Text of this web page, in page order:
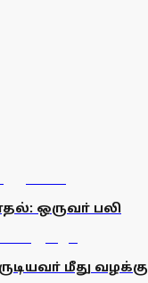
ஒருவா் பலி
மீது வழக்கு